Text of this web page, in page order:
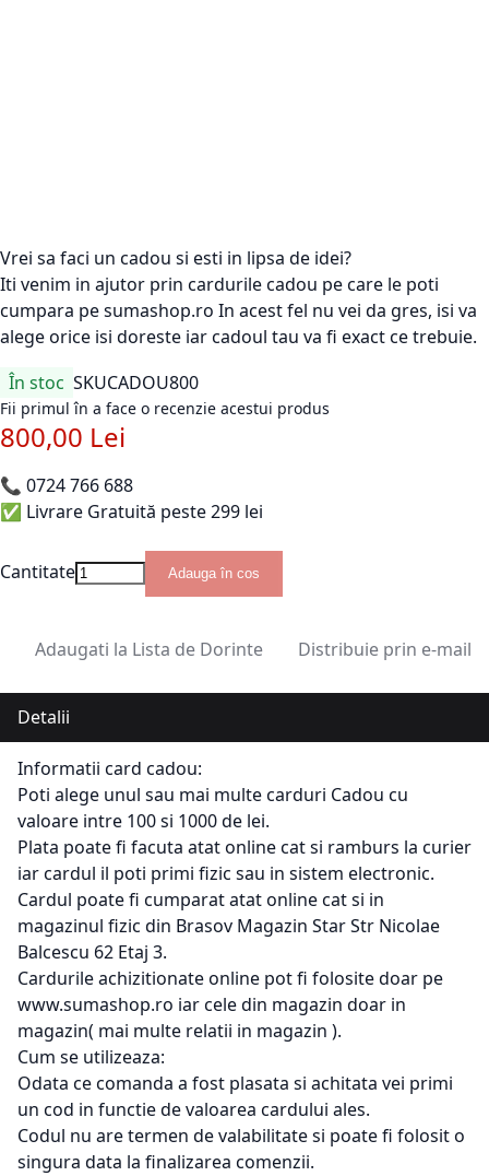
Vrei sa faci un cadou si esti in lipsa de idei?
Iti venim in ajutor prin cardurile cadou pe care le poti
cumpara pe sumashop.ro In acest fel nu vei da gres, isi va
alege orice isi doreste iar cadoul tau va fi exact ce trebuie.
În stoc SKUCADOU800
Fii primul în a face o recenzie acestui produs
800,00 Lei
📞 0724 766 688
✅ Livrare Gratuită peste 299 lei
Cantitate Adauga în cos
Adaugati la Lista de Dorinte Distribuie prin e-mail
Detalii
Informatii card cadou:
Poti alege unul sau mai multe carduri Cadou cu
valoare intre 100 si 1000 de lei.
Plata poate fi facuta atat online cat si ramburs la curier
iar cardul il poti primi fizic sau in sistem electronic.
Cardul poate fi cumparat atat online cat si in
magazinul fizic din Brasov Magazin Star Str Nicolae
Balcescu 62 Etaj 3.
Cardurile achizitionate online pot fi folosite doar pe
www.sumashop.ro iar cele din magazin doar in
magazin( mai multe relatii in magazin ).
Cum se utilizeaza:
Odata ce comanda a fost plasata si achitata vei primi
un cod in functie de valoarea cardului ales.
Codul nu are termen de valabilitate si poate fi folosit o
singura data la finalizarea comenzii.